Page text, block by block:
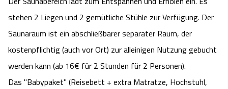
stehen 2 Liegen und 2 gemütliche Stühle zur Verfügung. Der
Saunaraum ist ein abschließbarer separater Raum, der
kostenpflichtig (auch vor Ort) zur alleinigen Nutzung gebucht
werden kann (ab 16€ für 2 Stunden für 2 Personen).
Das "Babypaket" (Reisebett + extra Matratze, Hochstuhl,